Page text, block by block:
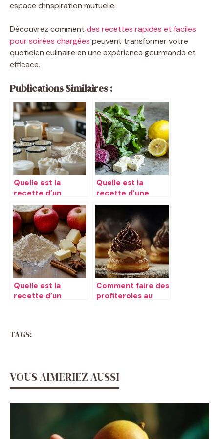
espace d’inspiration mutuelle.
Découvrez comment des recettes rapides et faciles
pour soirées chargées peuvent transformer votre
quotidien culinaire en une expérience gourmande et
efficace.
Publications Similaires :
Quelle est la
recette d’un
gâteau au yaourt
sans œufs
Quelle est la
recette d’une
salade de
betteraves et feta
Quelle est la
recette d’un
Comment faire des
profiteroles au
TAGS:
VOUS AIMERIEZ AUSSI